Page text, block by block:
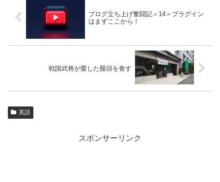
ブログ立ち上げ奮闘記＜14＞プラグイン
はまずここから！
戦国武将が愛した饅頭を食す
英語
スポンサーリンク